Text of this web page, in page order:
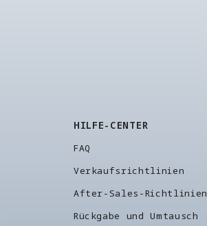
HILFE-CENTER
FAQ
Verkaufsrichtlinien
After-Sales-Richtlinien
Rückgabe und Umtausch